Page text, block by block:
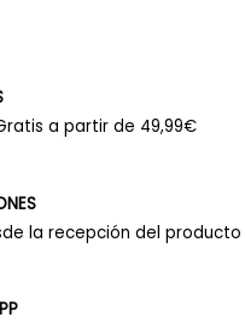
a partir de 49,99€
la recepción del producto